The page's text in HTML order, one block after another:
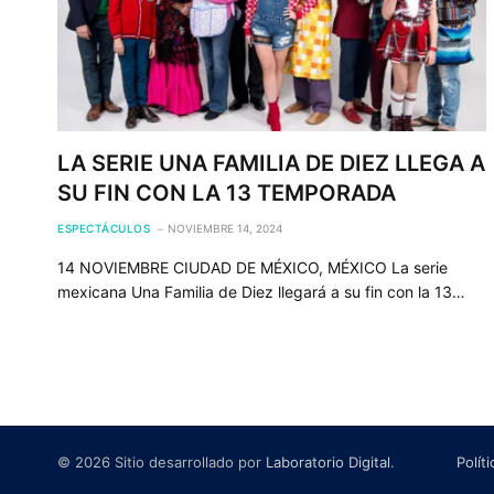
LA SERIE UNA FAMILIA DE DIEZ LLEGA A
SU FIN CON LA 13 TEMPORADA
ESPECTÁCULOS NOVIEMBRE 14, 2024
14 NOVIEMBRE CIUDAD DE MÉXICO, MÉXICO La serie
mexicana Una Familia de Diez llegará a su fin con la 13…
© 2026 Sitio desarrollado por Laboratorio Digital.